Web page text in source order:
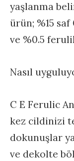
yaşlanma
ürün; %15
ve %0.5
Nasıl
C E Ferulic
kez cildinizi
dokunuşlar
ve dekolte